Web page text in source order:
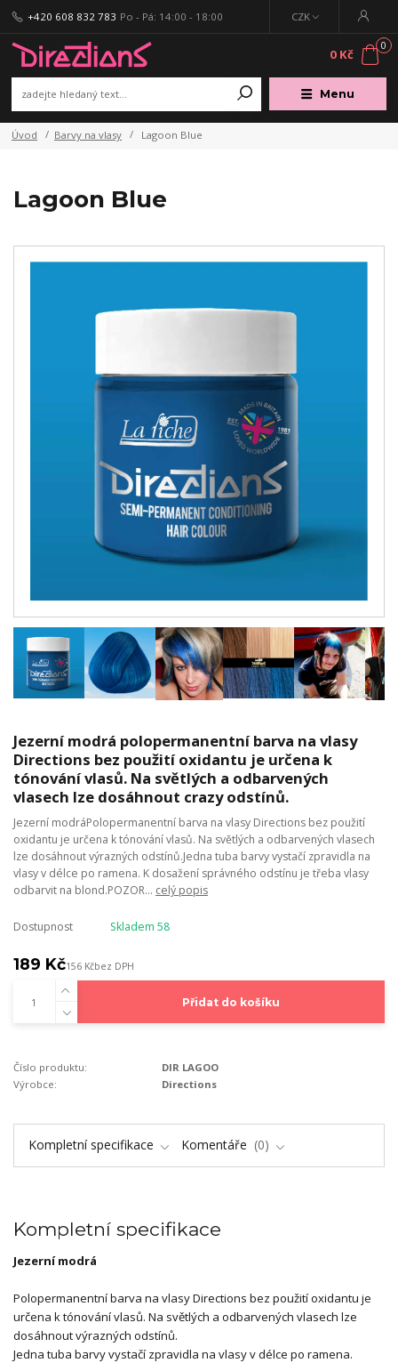
Menu
CZK
+420 608 832 783 Po - Pá: 14:00 - 18:00
0
0 Kč
Úvod Barvy na vlasy Lagoon Blue
Lagoon Blue
Jezerní modrá polopermanentní barva na vlasy
Directions bez použití oxidantu je určena k
tónování vlasů. Na světlých a odbarvených
vlasech lze dosáhnout crazy odstínů.
Jezerní modráPolopermanentní barva na vlasy Directions bez použití
oxidantu je určena k tónování vlasů. Na světlých a odbarvených vlasech
lze dosáhnout výrazných odstínů.Jedna tuba barvy vystačí zpravidla na
vlasy v délce po ramena. K dosažení správného odstínu je třeba vlasy
odbarvit na blond.POZOR... celý popis
Dostupnost Skladem 58
189 Kč156 Kčbez DPH
Přidat do košíku
Číslo produktu:
DIR LAGOO
Výrobce:
Directions
Kompletní specifikace Komentáře 0
Kompletní specifikace
Jezerní modrá
Polopermanentní barva na vlasy Directions bez použití oxidantu je
určena k tónování vlasů. Na světlých a odbarvených vlasech lze
dosáhnout výrazných odstínů.
Jedna tuba barvy vystačí zpravidla na vlasy v délce po ramena.